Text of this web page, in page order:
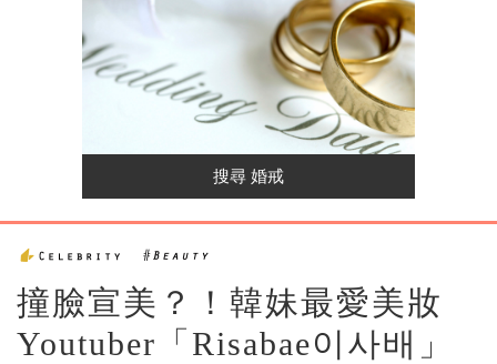
撞臉宣美？！韓妹最愛美妝
Youtuber「Risabae이사배」